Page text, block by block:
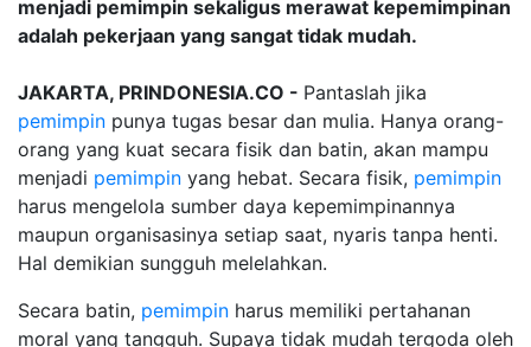
menjadi pemimpin sekaligus merawat kepemimpinan
adalah pekerjaan yang sangat tidak mudah.
JAKARTA, PRINDONESIA.CO - Pantaslah jika
pemimpin punya tugas besar dan mulia. Hanya orang-
orang yang kuat secara fisik dan batin, akan mampu
menjadi pemimpin yang hebat. Secara fisik, pemimpin
harus mengelola sumber daya kepemimpinannya
maupun organisasinya setiap saat, nyaris tanpa henti.
Hal demikian sungguh melelahkan.
Secara batin, pemimpin harus memiliki pertahanan
moral yang tangguh. Supaya tidak mudah tergoda oleh